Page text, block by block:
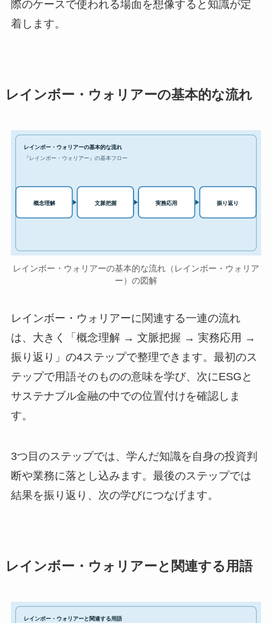
際のケースで使われる場面を想像すると知識が定
着します。
レインボー・ウォリアーの基本的な流れ
レインボー・ウォリアーの基本的な流れ
『レインボー・ウォリアー』の基本フロー
概念理解 文脈把握 実務応用 振り返り
レインボー・ウォリアーの基本的な流れ（レインボー・ウォリア
ー）の図解
レインボー・ウォリアーに関連する一連の流れ
は、大きく「概念理解 → 文脈把握 → 実務応用 →
振り返り」の4ステップで整理できます。最初のス
テップで用語そのものの意味を学び、次にESGと
サステナブル金融の中での位置付けを確認しま
す。
3つ目のステップでは、学んだ知識を自身の投資判
断や業務に落とし込みます。最後のステップでは
結果を振り返り、次の学びにつなげます。
レインボー・ウォリアーと関連する用語
レインボー・ウォリアーと関連する用語